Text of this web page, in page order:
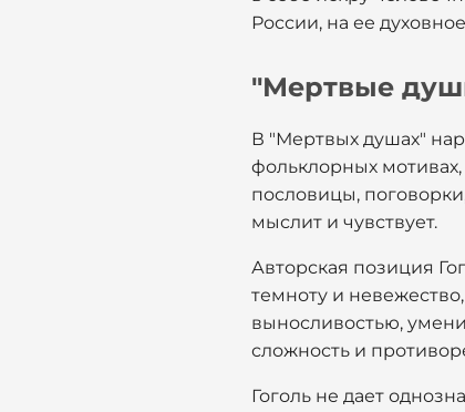
России, на ее
"Мертвые
В "Мертвых душах"
фольклорных
пословицы,
мыслит и чувствует.
Авторская позиция
темноту и
выносливостью,
сложность и
Гоголь не дает